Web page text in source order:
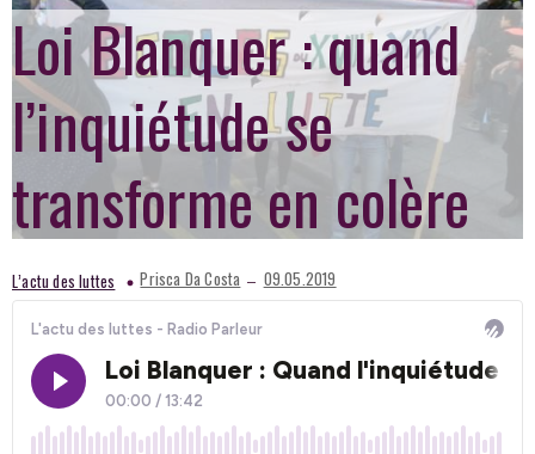
Loi Blanquer : quand
l’inquiétude se
transforme en colère
L’actu des luttes Prisca Da Costa – 09.05.2019